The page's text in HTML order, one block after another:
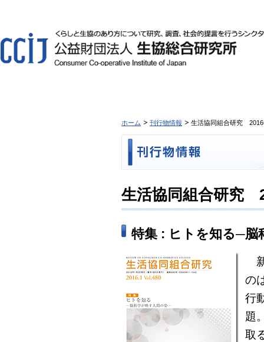
ホーム 刊行物情報 生活協同組合研究
生活協同組合研究
特集 : ヒトを知る─脳
の
行
題
取